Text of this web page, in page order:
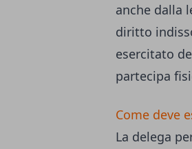
anche dalla
diritto
esercitato
partecipa
Come deve
La delega